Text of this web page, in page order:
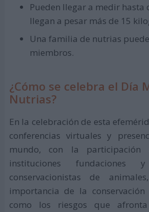
Pueden llegar a medir hasta
llegan a pesar más de 15
Una familia de nutrias
miembros.
¿Cómo se celebra el Día
Nutrias?
En la celebración de esta
conferencias virtuales y
mundo, con la participación
instituciones fundaciones y
conservacionistas de
importancia de la
como los riesgos que